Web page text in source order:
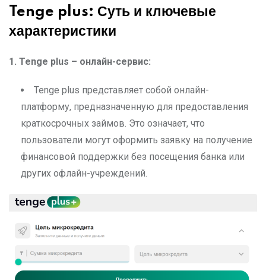
Tenge plus: Суть и ключевые
характеристики
1. Tenge plus – онлайн-сервис:
Tenge plus представляет собой онлайн-
платформу, предназначенную для предоставления
краткосрочных займов. Это означает, что
пользователи могут оформить заявку на получение
финансовой поддержки без посещения банка или
других офлайн-учреждений.